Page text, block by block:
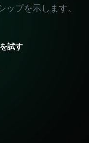
ップを示します。
試す